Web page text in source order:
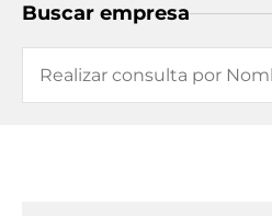
Buscar empresa